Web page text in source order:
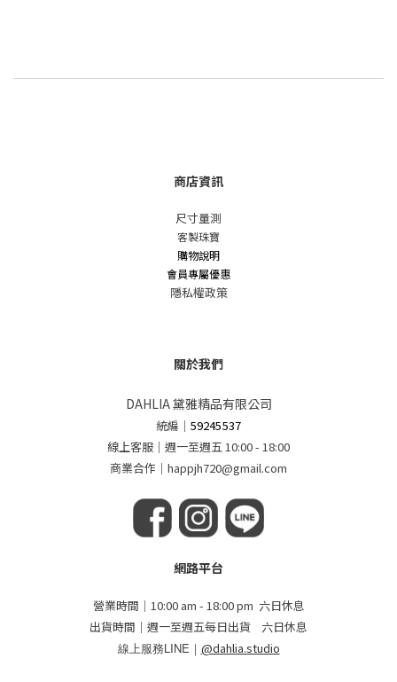
商店資訊
尺寸量測
客製珠寶
購物說明
會員專屬優惠
隱私權政策
關於我們
DAHLIA 黛雅精品有限公司
統編 ｜59245537
線上客服｜週一至週五 10:00 - 18:00
商業合作｜happjh720@gmail.com
網路平台
營業時間｜10:00 am - 18:00 pm 六日休息
出貨時間｜週一至週五每日出貨 六日休息
線上服務LINE｜ @dahlia.studio